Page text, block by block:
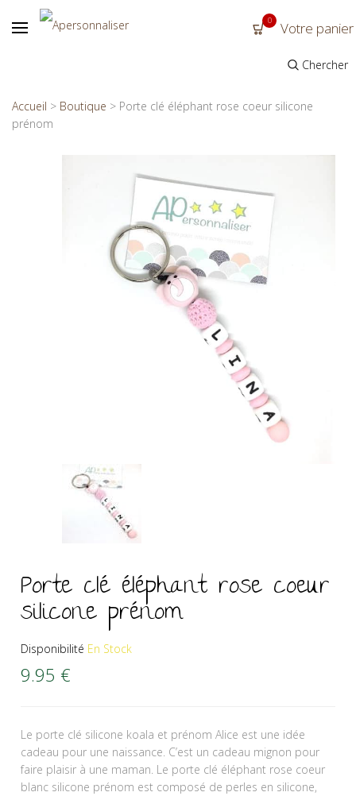
0 Votre panier
Chercher
Accueil > Boutique > Porte clé éléphant rose coeur silicone
prénom
Porte clé éléphant rose coeur
silicone prénom
Disponibilité En Stock
9.95 €
Le porte clé silicone koala et prénom Alice est une idée
cadeau pour une naissance. C’est un cadeau mignon pour
faire plaisir à une maman. Le porte clé éléphant rose coeur
blanc silicone prénom est composé de perles en silicone,